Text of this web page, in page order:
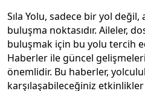
Sıla Yolu, sadece bir yol değil,
buluşma noktasıdır. Aileler,
buluşmak için bu yolu tercih
Haberler ile güncel
önemlidir. Bu haberler,
karşılaşabileceğiniz